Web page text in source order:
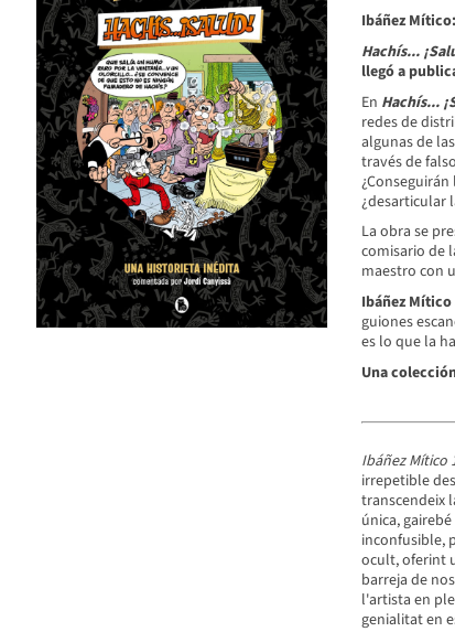
Ibáñez
Hachís...
llegó a
En Hachís...
redes de
algunas de
través de
¿desarticular
La obra se
comisario de
maestro con
Ibáñez Mítico
guiones
es lo que la
Una
Ibáñez Mítico
irrepetible
transcendeix
única,
inconfusible,
ocult, oferint
barreja de
l'artista en
genialitat en